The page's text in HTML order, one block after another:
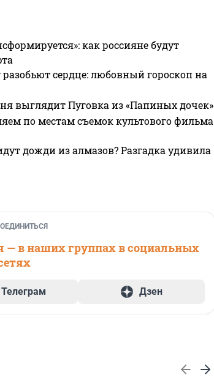
как россияне будут
сердце: любовный гороскоп на
выглядит Пуговка из «Папиных дочек»
по местам съемок культового фильма
дожди из алмазов? Разгадка удивила
— в наших группах в социальных
Телеграм Дзен